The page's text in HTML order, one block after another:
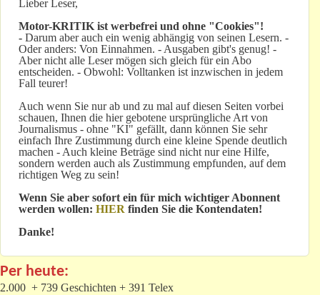
Lieber Leser,
Motor-KRITIK ist werbefrei und ohne "Cookies"!
- Darum aber auch ein wenig abhängig von seinen Lesern. -
Oder anders: Von Einnahmen. - Ausgaben gibt's genug! -
Aber nicht alle Leser mögen sich gleich für ein Abo
entscheiden. - Obwohl: Volltanken ist inzwischen in jedem
Fall teurer!
Auch wenn Sie nur ab und zu mal auf diesen Seiten vorbei
schauen, Ihnen die hier gebotene ursprüngliche Art von
Journalismus - ohne "KI" gefällt, dann können Sie sehr
einfach Ihre Zustimmung durch eine kleine Spende deutlich
machen - Auch kleine Beträge sind nicht nur eine Hilfe,
sondern werden auch als Zustimmung empfunden, auf dem
richtigen Weg zu sein!
Wenn Sie aber sofort ein für mich wichtiger Abonnent
werden wollen: HIER finden Sie die Kontendaten!
Danke!
Per heute:
2.000 + 739 Geschichten + 391 Telex